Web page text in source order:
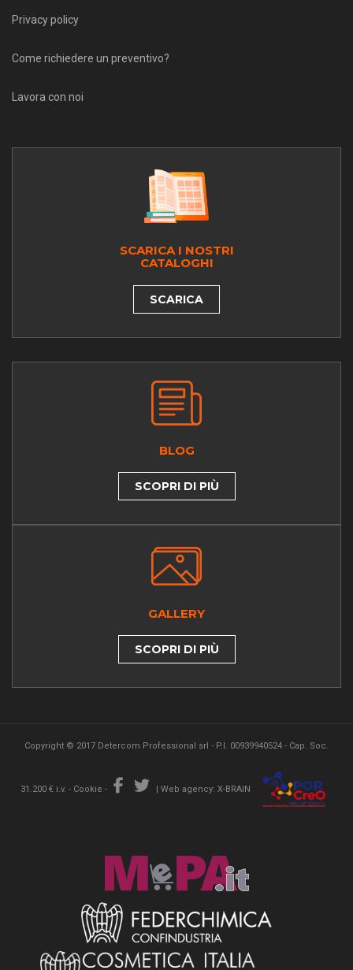
Privacy policy
Come richiedere un preventivo?
Lavora con noi
SCARICA I NOSTRI
CATALOGHI
SCARICA
BLOG
SCOPRI DI PIÙ
GALLERY
SCOPRI DI PIÙ
Copyright © 2017 Detercom Professional srl - P.I. 00939940524 - Cap. Soc.
31.200 € i.v. - Cookie - | Web agency: X-BRAIN